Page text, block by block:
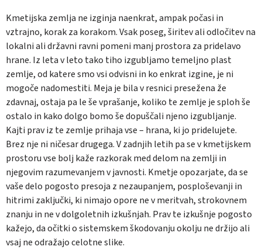
Kmetijska zemlja ne izginja naenkrat, ampak počasi in
vztrajno, korak za korakom. Vsak poseg, širitev ali odločitev na
lokalni ali državni ravni pomeni manj prostora za pridelavo
hrane. Iz leta v leto tako tiho izgubljamo temeljno plast
zemlje, od katere smo vsi odvisni in ko enkrat izgine, je ni
mogoče nadomestiti. Meja je bila v resnici presežena že
zdavnaj, ostaja pa le še vprašanje, koliko te zemlje je sploh še
ostalo in kako dolgo bomo še dopuščali njeno izgubljanje.
Kajti prav iz te zemlje prihaja vse – hrana, ki jo pridelujete.
Brez nje ni ničesar drugega. V zadnjih letih pa se v kmetijskem
prostoru vse bolj kaže razkorak med delom na zemlji in
njegovim razumevanjem v javnosti. Kmetje opozarjate, da se
vaše delo pogosto presoja z nezaupanjem, posploševanji in
hitrimi zaključki, ki nimajo opore ne v meritvah, strokovnem
znanju in ne v dolgoletnih izkušnjah. Prav te izkušnje pogosto
kažejo, da očitki o sistemskem škodovanju okolju ne držijo ali
vsaj ne odražajo celotne slike.